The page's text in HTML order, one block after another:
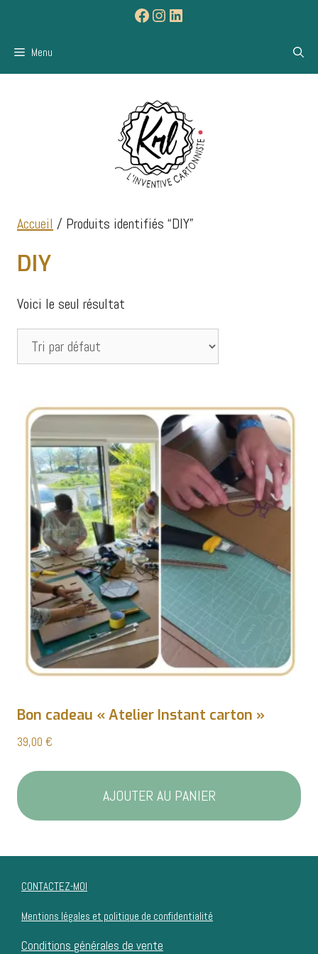
contenu
Facebook
Instagram
LinkedIn
Menu
Accueil / Produits identifiés “DIY”
DIY
Voici le seul résultat
Bon cadeau « Atelier Instant carton »
39,00 €
AJOUTER AU PANIER
CONTACTEZ-MOI
Mentions légales et politique de confidentialité
Conditions générales de vente